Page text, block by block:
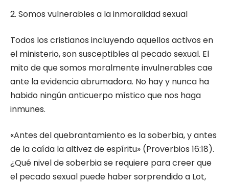
2. Somos vulnerables a la inmoralidad sexual
Todos los cristianos incluyendo aquellos activos en
el ministerio, son susceptibles al pecado sexual. El
mito de que somos moralmente invulnerables cae
ante la evidencia abrumadora. No hay y nunca ha
habido ningún anticuerpo místico que nos haga
inmunes.
«Antes del quebrantamiento es la soberbia, y antes
de la caída la altivez de espíritu» (Proverbios 16:18).
¿Qué nivel de soberbia se requiere para creer que
el pecado sexual puede haber sorprendido a Lot,